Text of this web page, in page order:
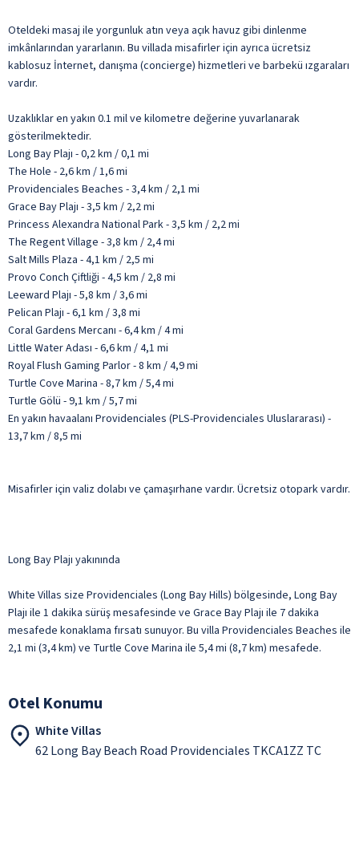
Oteldeki masaj ile yorgunluk atın veya açık havuz gibi dinlenme
imkânlarından yararlanın. Bu villada misafirler için ayrıca ücretsiz
kablosuz İnternet, danışma (concierge) hizmetleri ve barbekü ızgaraları
vardır.
Uzaklıklar en yakın 0.1 mil ve kilometre değerine yuvarlanarak
gösterilmektedir.
Long Bay Plajı - 0,2 km / 0,1 mi
The Hole - 2,6 km / 1,6 mi
Providenciales Beaches - 3,4 km / 2,1 mi
Grace Bay Plajı - 3,5 km / 2,2 mi
Princess Alexandra National Park - 3,5 km / 2,2 mi
The Regent Village - 3,8 km / 2,4 mi
Salt Mills Plaza - 4,1 km / 2,5 mi
Provo Conch Çiftliği - 4,5 km / 2,8 mi
Leeward Plajı - 5,8 km / 3,6 mi
Pelican Plajı - 6,1 km / 3,8 mi
Coral Gardens Mercanı - 6,4 km / 4 mi
Little Water Adası - 6,6 km / 4,1 mi
Royal Flush Gaming Parlor - 8 km / 4,9 mi
Turtle Cove Marina - 8,7 km / 5,4 mi
Turtle Gölü - 9,1 km / 5,7 mi
En yakın havaalanı Providenciales (PLS-Providenciales Uluslararası) -
13,7 km / 8,5 mi
Misafirler için valiz dolabı ve çamaşırhane vardır. Ücretsiz otopark vardır.
Long Bay Plajı yakınında
White Villas size Providenciales (Long Bay Hills) bölgesinde, Long Bay
Plajı ile 1 dakika sürüş mesafesinde ve Grace Bay Plajı ile 7 dakika
mesafede konaklama fırsatı sunuyor. Bu villa Providenciales Beaches ile
2,1 mi (3,4 km) ve Turtle Cove Marina ile 5,4 mi (8,7 km) mesafede.
Otel Konumu
White Villas
62 Long Bay Beach Road Providenciales TKCA1ZZ TC